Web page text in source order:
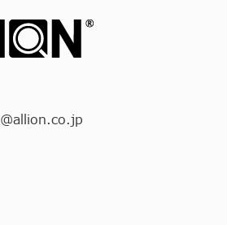
@allion.co.jp